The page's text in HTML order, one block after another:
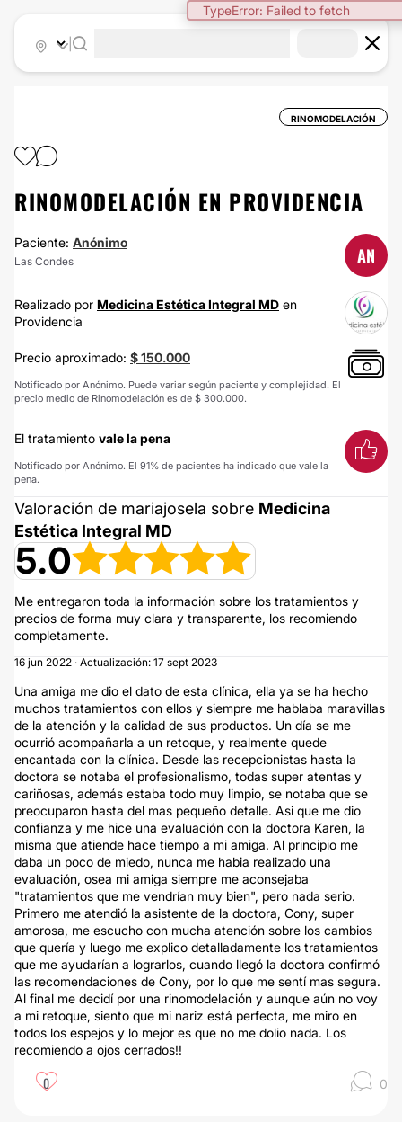
TypeError: Failed to fetch
RINOMODELACIÓN
RINOMODELACIÓN EN PROVIDENCIA
Paciente: Anónimo
Las Condes AN
Realizado por Medicina Estética Integral MD en
Providencia
Precio aproximado: $ 150.000
Notificado por Anónimo. Puede variar según paciente y complejidad. El
precio medio de Rinomodelación es de $ 300.000.
El tratamiento vale la pena
Notificado por Anónimo. El 91% de pacientes ha indicado que vale la
pena.
Valoración de mariajosela sobre Medicina
Estética Integral MD
5.0
Me entregaron toda la información sobre los tratamientos y
precios de forma muy clara y transparente, los recomiendo
completamente.
16 jun 2022 · Actualización: 17 sept 2023
Una amiga me dio el dato de esta clínica, ella ya se ha hecho
muchos tratamientos con ellos y siempre me hablaba maravillas
de la atención y la calidad de sus productos. Un día se me
ocurrió acompañarla a un retoque, y realmente quede
encantada con la clínica. Desde las recepcionistas hasta la
doctora se notaba el profesionalismo, todas super atentas y
cariñosas, además estaba todo muy limpio, se notaba que se
preocuparon hasta del mas pequeño detalle. Asi que me dio
confianza y me hice una evaluación con la doctora Karen, la
misma que atiende hace tiempo a mi amiga. Al principio me
daba un poco de miedo, nunca me habia realizado una
evaluación, osea mi amiga siempre me aconsejaba
"tratamientos que me vendrían muy bien", pero nada serio.
Primero me atendió la asistente de la doctora, Cony, super
amorosa, me escucho con mucha atención sobre los cambios
que quería y luego me explico detalladamente los tratamientos
que me ayudarían a lograrlos, cuando llegó la doctora confirmó
las recomendaciones de Cony, por lo que me sentí mas segura.
Al final me decidí por una rinomodelación y aunque aún no voy
a mi retoque, siento que mi nariz está perfecta, me miro en
todos los espejos y lo mejor es que no me dolio nada. Los
recomiendo a ojos cerrados!!
0 0